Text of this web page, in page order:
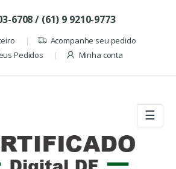
6708 / (61) 9 9210-9773
Acompanhe seu pedido
Pedidos
Minha conta
☰